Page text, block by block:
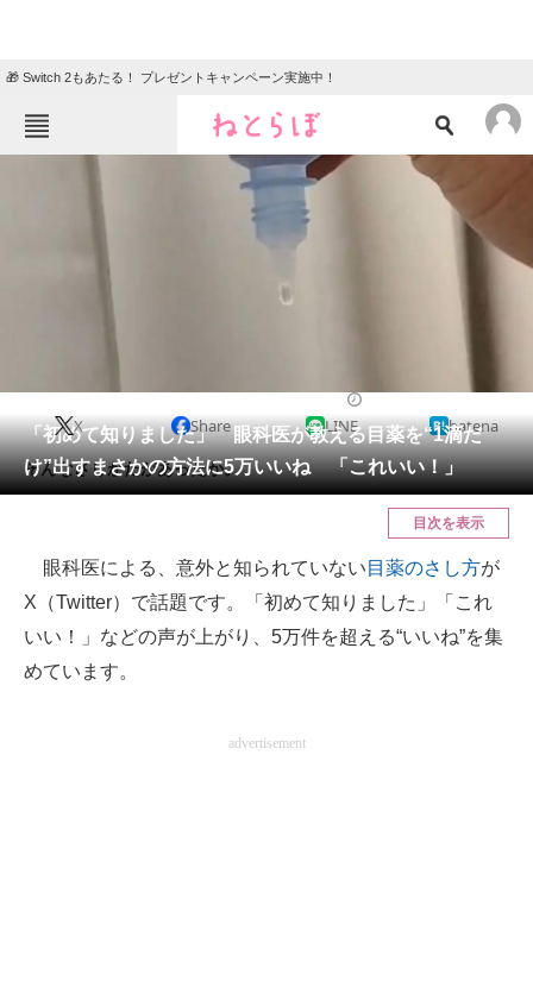
🎁 Switch 2もあたる！ プレゼントキャンペーン実施中！
ニュース
クイズ
地域
会員記事
メディア
ITの今と未来を見通す
スマホと通信の最新トレンド
進化するPCとデバイスの未来
好きが集まる 比べて選べる
「初めて知りました」 眼科医が教える目薬を“1滴だ
け”出すまさかの方法に5万いいね 「これいい！」
X Share LINE hatena
そんなさしかたがあったか。
目次を表示
眼科医による、意外と知られていない 目薬のさし方が
X（Twitter）で話題です。「初めて知りました」「これ
いい！」などの声が上がり、5万件を超える“いいね”を集
めています。
advertisement